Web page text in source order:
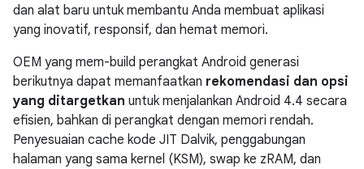
dan alat baru untuk membantu Anda membuat aplikasi
yang inovatif, responsif, dan hemat memori.
OEM yang mem-build perangkat Android generasi
berikutnya dapat memanfaatkan rekomendasi dan opsi
yang ditargetkan untuk menjalankan Android 4.4 secara
efisien, bahkan di perangkat dengan memori rendah.
Penyesuaian cache kode JIT Dalvik, penggabungan
halaman yang sama kernel (KSM), swap ke zRAM, dan